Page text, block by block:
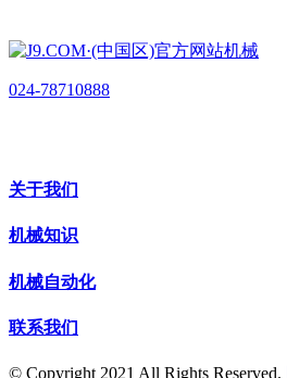
024-78710888
关于我们
机械知识
机械自动化
联系我们
© Copyright 2021 All Rights Reserved.